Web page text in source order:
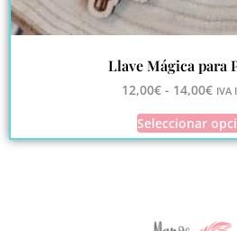
Llave Mágica para
12,00€ - 14,00€ IVA
Seleccionar